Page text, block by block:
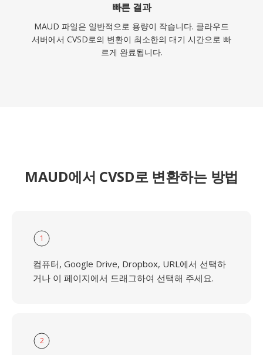
빠른 결과
MAUD 파일은 일반적으로 용량이 작습니다. 클라우드
서버에서 CVSD로의 변환이 최소한의 대기 시간으로 빠
르게 완료됩니다.
MAUD에서 CVSD로 변환하는 방법
1
컴퓨터, Google Drive, Dropbox, URL에서 선택하
거나 이 페이지에서 드래그하여 선택해 주세요.
2